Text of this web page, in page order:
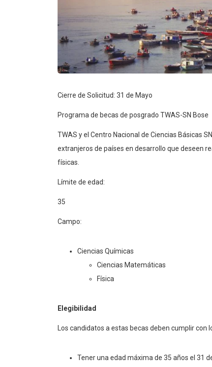
Cierre de Solicitud: 31 de Mayo
Programa de becas de posgrado TWAS-SN Bose
TWAS y el Centro Nacional de Ciencias Básicas
extranjeros de países en desarrollo que deseen
físicas.
Límite de edad:
35
Campo:
Ciencias Químicas
Ciencias Matemáticas
Física
Elegibilidad
Los candidatos a estas becas deben cumplir con
Tener una edad máxima de 35 años el 31